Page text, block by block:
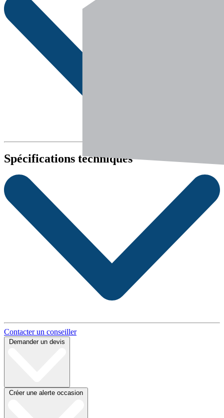
Spécifications techniques
Contacter un conseiller
Demander un devis
Créer une alerte occasion